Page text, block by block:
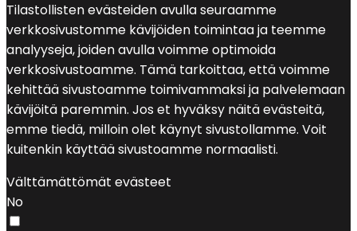
Tilastollisten evästeiden avulla seuraamme
verkkosivustomme kävijöiden toimintaa ja teemme
analyyseja, joiden avulla voimme optimoida
verkkosivustoamme. Tämä tarkoittaa, että voimme
kehittää sivustoamme toimivammaksi ja palvelemaan
kävijöitä paremmin. Jos et hyväksy näitä evästeitä,
emme tiedä, milloin olet käynyt sivustollamme. Voit
kuitenkin käyttää sivustoamme normaalisti.
Välttämättömät evästeet
No